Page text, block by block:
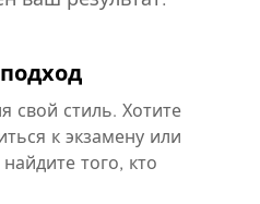
свой стиль. Хотите
к экзамену или
того, кто